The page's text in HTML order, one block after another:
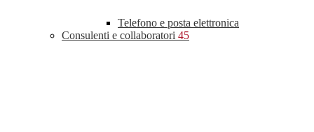
Telefono e posta elettronica
Consulenti e collaboratori 45